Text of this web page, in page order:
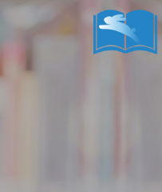
コ
テ
ツ